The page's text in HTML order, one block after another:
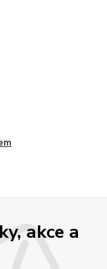
akce a